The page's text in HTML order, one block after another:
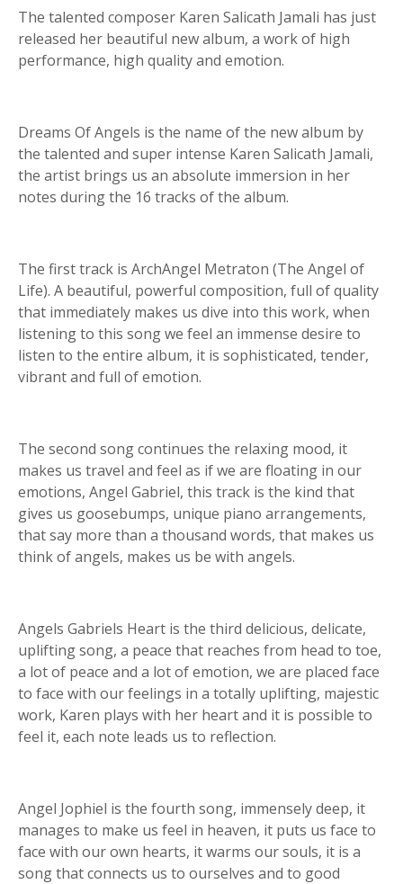
The talented composer Karen Salicath Jamali has just
released her beautiful new album, a work of high
performance, high quality and emotion.
Dreams Of Angels is the name of the new album by
the talented and super intense Karen Salicath Jamali,
the artist brings us an absolute immersion in her
notes during the 16 tracks of the album.
The first track is ArchAngel Metraton (The Angel of
Life). A beautiful, powerful composition, full of quality
that immediately makes us dive into this work, when
listening to this song we feel an immense desire to
listen to the entire album, it is sophisticated, tender,
vibrant and full of emotion.
The second song continues the relaxing mood, it
makes us travel and feel as if we are floating in our
emotions, Angel Gabriel, this track is the kind that
gives us goosebumps, unique piano arrangements,
that say more than a thousand words, that makes us
think of angels, makes us be with angels.
Angels Gabriels Heart is the third delicious, delicate,
uplifting song, a peace that reaches from head to toe,
a lot of peace and a lot of emotion, we are placed face
to face with our feelings in a totally uplifting, majestic
work, Karen plays with her heart and it is possible to
feel it, each note leads us to reflection.
Angel Jophiel is the fourth song, immensely deep, it
manages to make us feel in heaven, it puts us face to
face with our own hearts, it warms our souls, it is a
song that connects us to ourselves and to good